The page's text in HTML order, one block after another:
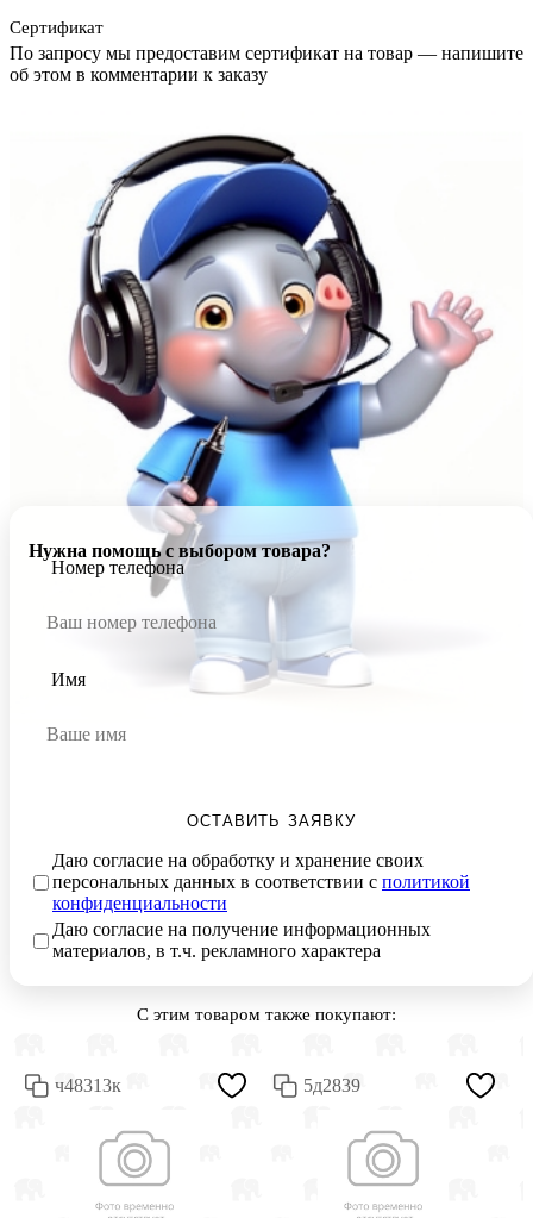
Сертификат
По запросу мы предоставим сертификат на товар — напишите
об этом в комментарии к заказу
Нужна помощь с выбором товара?
Номер телефона
Имя
ОСТАВИТЬ ЗАЯВКУ
Даю согласие на обработку и хранение своих
персональных данных в соответствии с политикой
конфиденциальности
Даю согласие на получение информационных
материалов, в т.ч. рекламного характера
С этим товаром также покупают:
ч48313к 5д2839